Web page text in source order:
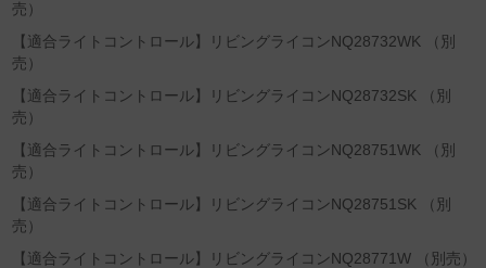
売）
【適合ライトコントロール】リビングライコンNQ28732WK （別
売）
【適合ライトコントロール】リビングライコンNQ28732SK （別
売）
【適合ライトコントロール】リビングライコンNQ28751WK （別
売）
【適合ライトコントロール】リビングライコンNQ28751SK （別
売）
【適合ライトコントロール】リビングライコンNQ28771W （別売）